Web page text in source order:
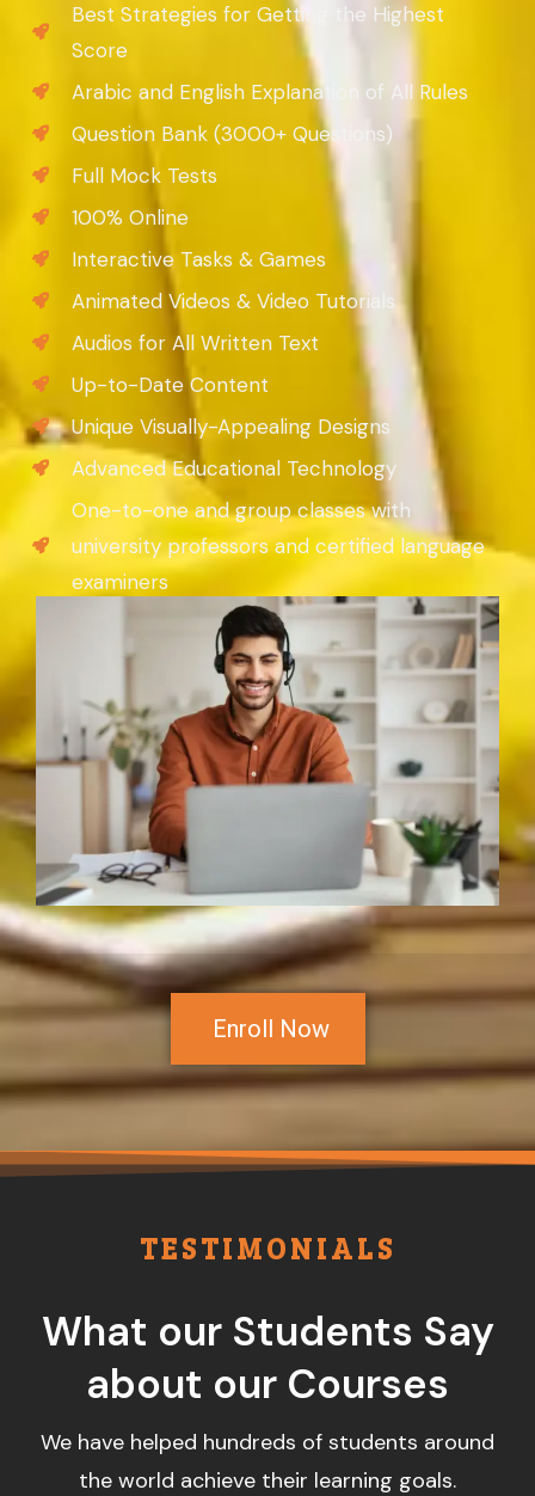
Best Strategies for Getting the Highest
Score
Arabic and English Explanation of All Rules
Question Bank (3000+ Questions)
Full Mock Tests
100% Online
Interactive Tasks & Games
Animated Videos & Video Tutorials
Audios for All Written Text
Up-to-Date Content
Unique Visually-Appealing Designs
Advanced Educational Technology
One-to-one and group classes with
university professors and certified language
examiners
Enroll Now
TESTIMONIALS
What our Students Say
about our Courses
We have helped hundreds of students around
the world achieve their learning goals.